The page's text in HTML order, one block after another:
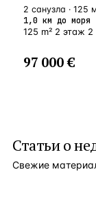
2 санузла · 125
1,0 км до моря
125 m² 2 этаж
97 000 €
Статьи о
Свежие